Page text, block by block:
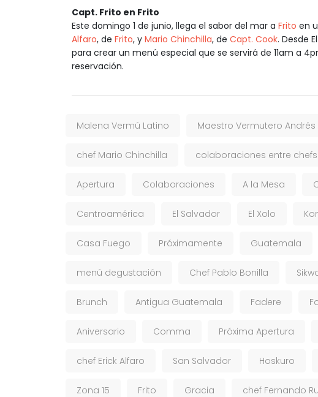
Capt. Frito en Frito
Este domingo 1 de junio, llega el sabor del mar a Frito en
Alfaro, de Frito, y Mario Chinchilla, de Capt. Cook. Desde
para crear un menú especial que se servirá de 11am a
reservación.
Malena Vermú Latino Maestro Vermutero Andrés
chef Mario Chinchilla colaboraciones entre chefs
Apertura Colaboraciones A la Mesa
Centroamérica El Salvador El Xolo
Casa Fuego Próximamente Guatemala
menú degustación Chef Pablo Bonilla
Brunch Antigua Guatemala Fadere
Aniversario Comma Próxima Apertura
chef Erick Alfaro San Salvador Hoskuro
Zona 15 Frito Gracia chef Fernando